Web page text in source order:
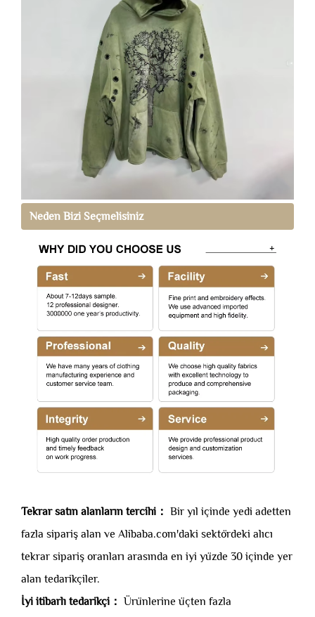
Neden Bizi Seçmelisiniz
Tekrar satın alanların tercihi： Bir yıl içinde yedi adetten
fazla sipariş alan ve Alibaba.com'daki sektördeki alıcı
tekrar sipariş oranları arasında en iyi yüzde 30 içinde yer
alan tedarikçiler.
İyi itibarlı tedarikçi： Ürünlerine üçten fazla